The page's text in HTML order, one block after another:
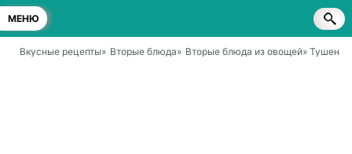
МЕНЮ
Вкусные рецепты» Вторые блюда» Вторые блюда из овощей»